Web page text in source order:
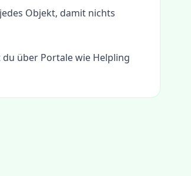
Objekt, damit nichts
über Portale wie Helpling